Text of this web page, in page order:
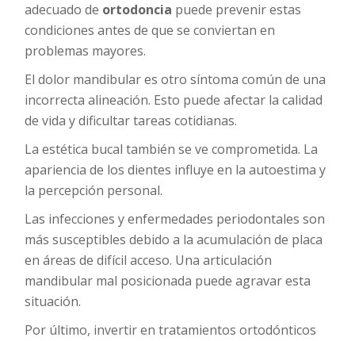
adecuado de ortodoncia puede prevenir estas
condiciones antes de que se conviertan en
problemas mayores.
El dolor mandibular es otro síntoma común de una
incorrecta alineación. Esto puede afectar la calidad
de vida y dificultar tareas cotidianas.
La estética bucal también se ve comprometida. La
apariencia de los dientes influye en la autoestima y
la percepción personal.
Las infecciones y enfermedades periodontales son
más susceptibles debido a la acumulación de placa
en áreas de difícil acceso. Una articulación
mandibular mal posicionada puede agravar esta
situación.
Por último, invertir en tratamientos ortodónticos